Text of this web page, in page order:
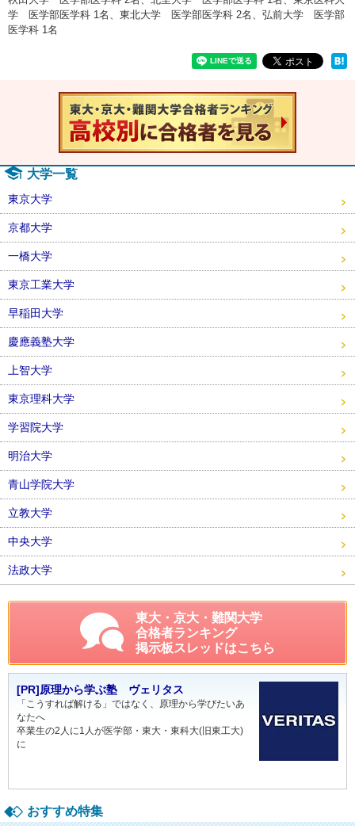
学 医学部医学科 1名、東北大学 医学部医学科 2名、弘前大学 医学部
医学科 1名
大学一覧
東京大学
京都大学
一橋大学
東京工業大学
早稲田大学
慶應義塾大学
上智大学
東京理科大学
学習院大学
明治大学
青山学院大学
立教大学
中央大学
法政大学
東大・京大・難関大学
合格者ランキング
掲示板スレッドはこちら
[PR]原理から学ぶ塾 ヴェリタス
「こうすれば解ける」ではなく、原理から学びたいあ
なたへ
卒業生の2人に1人が医学部・東大・東科大(旧東工大)
に
おすすめ特集